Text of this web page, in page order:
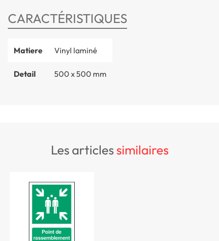
CARACTÉRISTIQUES
Matiere Vinyl laminé
Detail 500 x 500 mm
les articlessimilaires